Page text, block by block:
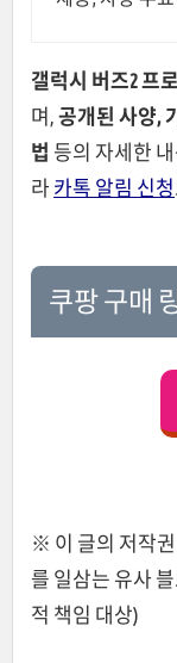
갤럭시 버즈2 프
며, 공개된 사양,
법 등의 자세한
라 카톡 알림 신청
쿠팡 구매
※ 이 글의 저작
를 일삼는 유사
적 책임 대상)